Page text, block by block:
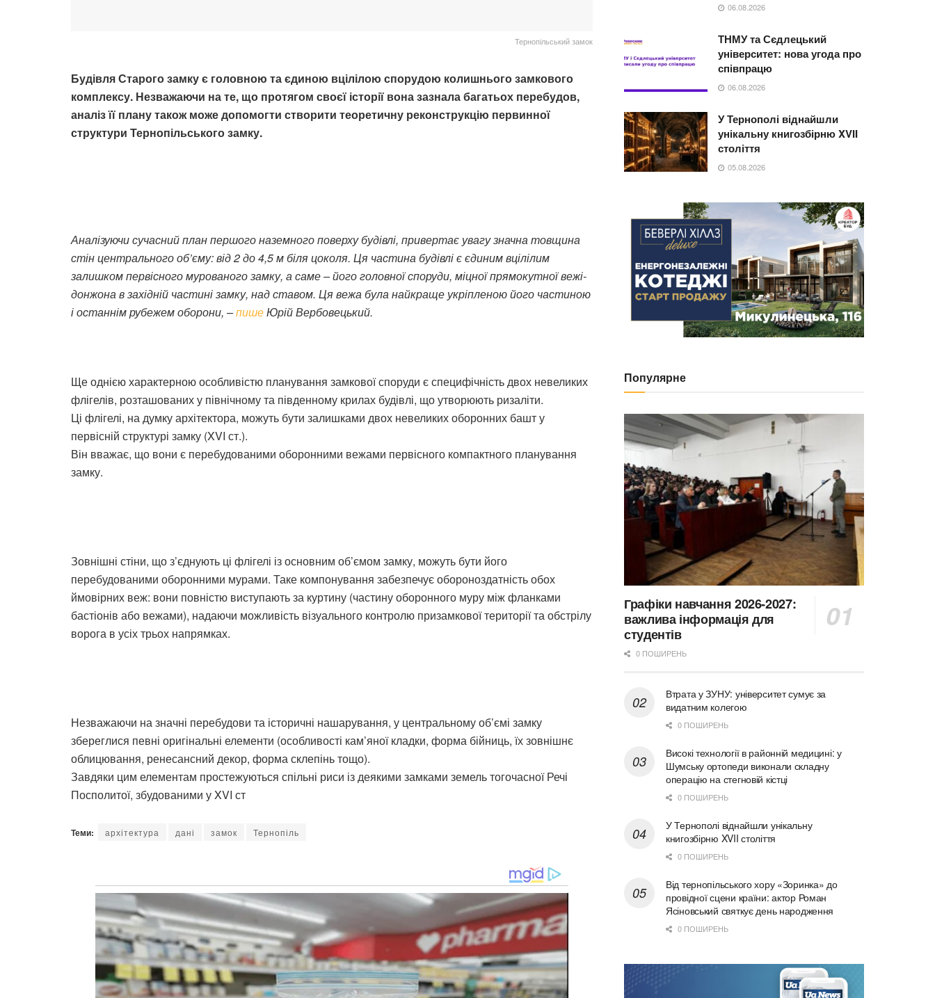
Тернопільський замок
Будівля Старого замку є головною та єдиною вцілілою спорудою колишнього замкового
комплексу. Незважаючи на те, що протягом своєї історії вона зазнала багатьох перебудов,
аналіз її плану також може допомогти створити теоретичну реконструкцію первинної
структури Тернопільського замку.
Аналізуючи сучасний план першого наземного поверху будівлі, привертає увагу значна товщина
стін центрального об’єму: від 2 до 4,5 м біля цоколя. Ця частина будівлі є єдиним вцілілим
залишком первісного мурованого замку, а саме – його головної споруди, міцної прямокутної вежі-
донжона в західній частині замку, над ставом. Ця вежа була найкраще укріпленою його частиною
і останнім рубежем оборони, –пишеЮрій Вербовецький.
Ще однією характерною особливістю планування замкової споруди є специфічність двох невеликих
флігелів, розташованих у північному та південному крилах будівлі, що утворюють ризаліти.
Ці флігелі, на думку архітектора, можуть бути залишками двох невеликих оборонних башт у
первісній структурі замку (XVI ст.).
Він вважає, що вони є перебудованими оборонними вежами первісного компактного планування
замку.
Зовнішні стіни, що з’єднують ці флігелі із основним об’ємом замку, можуть бути його
перебудованими оборонними мурами. Таке компонування забезпечує обороноздатність обох
ймовірних веж: вони повністю виступають за куртину (частину оборонного муру між фланками
бастіонів або вежами), надаючи можливість візуального контролю призамкової території та обстрілу
ворога в усіх трьох напрямках.
Незважаючи на значні перебудови та історичні нашарування, у центральному об’ємі замку
збереглися певні оригінальні елементи (особливості кам’яної кладки, форма бійниць, їх зовнішнє
облицювання, ренесансний декор, форма склепінь тощо).
Завдяки цим елементам простежуються спільні риси із деякими замками земель тогочасної Речі
Посполитої, збудованими у XVI ст
Теми: архітектура дані замок Тернопіль
06.08.2026
ТНМУ та Сєдлецький
університет: нова угода про
співпрацю
06.08.2026
У Тернополі віднайшли
унікальну книгозбірню XVII
століття
05.08.2026
Популярне
Графіки навчання 2026-2027:
важлива інформація для
студентів
0 ПОШИРЕНЬ
Втрата у ЗУНУ: університет сумує за
видатним колегою
0 ПОШИРЕНЬ
Високі технології в районній медицині: у
Шумську ортопеди виконали складну
операцію на стегновій кістці
0 ПОШИРЕНЬ
У Тернополі віднайшли унікальну
книгозбірню XVII століття
0 ПОШИРЕНЬ
Від тернопільського хору «Зоринка» до
провідної сцени країни: актор Роман
Ясіновський святкує день народження
0 ПОШИРЕНЬ